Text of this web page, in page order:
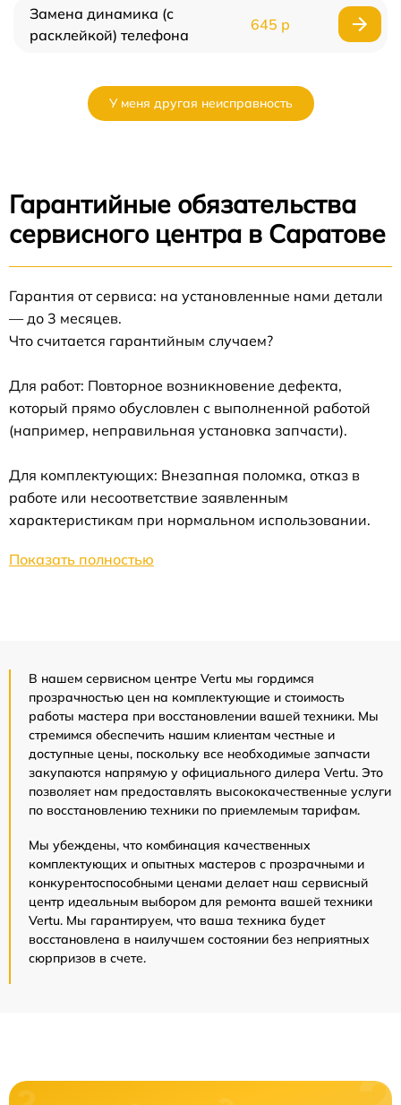
Замена динамика (с
расклейкой) телефона
645 р
У меня другая неисправность
Гарантийные обязательства
сервисного центра в Саратове
Гарантия от сервиса: на установленные нами детали
— до 3 месяцев.
Что считается гарантийным случаем?
Для работ: Повторное возникновение дефекта,
который прямо обусловлен с выполненной работой
(например, неправильная установка запчасти).
Для комплектующих: Внезапная поломка, отказ в
работе или несоответствие заявленным
характеристикам при нормальном использовании.
Показать полностью
В нашем сервисном центре Vertu мы гордимся
прозрачностью цен на комплектующие и стоимость
работы мастера при восстановлении вашей техники. Мы
стремимся обеспечить нашим клиентам честные и
доступные цены, поскольку все необходимые запчасти
закупаются напрямую у официального дилера Vertu. Это
позволяет нам предоставлять высококачественные услуги
по восстановлению техники по приемлемым тарифам.
Мы убеждены, что комбинация качественных
комплектующих и опытных мастеров с прозрачными и
конкурентоспособными ценами делает наш сервисный
центр идеальным выбором для ремонта вашей техники
Vertu. Мы гарантируем, что ваша техника будет
восстановлена в наилучшем состоянии без неприятных
сюрпризов в счете.